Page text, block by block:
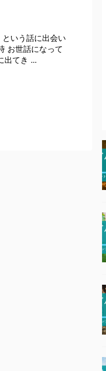
いう話に出会い
お世話になって
出てき ...